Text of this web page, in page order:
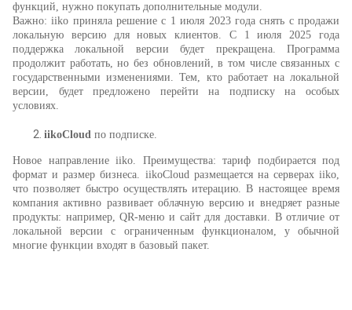
функций, нужно покупать дополнительные модули.
Важно: iiko приняла решение с 1 июля 2023 года снять с продажи
локальную версию для новых клиентов. С 1 июля 2025 года
поддержка локальной версии будет прекращена. Программа
продолжит работать, но без обновлений, в том числе связанных с
государственными изменениями. Тем, кто работает на локальной
версии, будет предложено перейти на подписку на особых
условиях.
iikoCloud по подписке.
Новое направление iiko. Преимущества: тариф подбирается под
формат и размер бизнеса. iikoCloud размещается на серверах iiko,
что позволяет быстро осуществлять итерацию. В настоящее время
компания активно развивает облачную версию и внедряет разные
продукты: например, QR-меню и сайт для доставки. В отличие от
локальной версии с ограниченным функционалом, у обычной
многие функции входят в базовый пакет.